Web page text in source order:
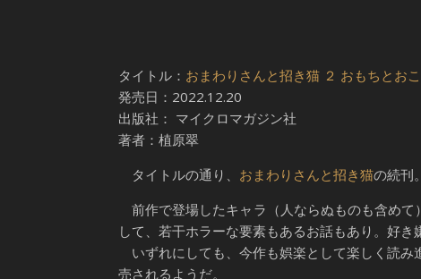
タイトル： おまわりさんと招き猫 ２ おもちとお
発売日：2022.12.20
出版社： マイクロマガジン社
著者：植原翠
タイトルの通り、 おまわりさんと招き猫の続刊。
前作で登場したキャラ（人ならぬものも含め
して、若干ホラーな要素もあるお話もあり。好き
いずれにしても、今作も娯楽として楽しく読
売されるようだ。